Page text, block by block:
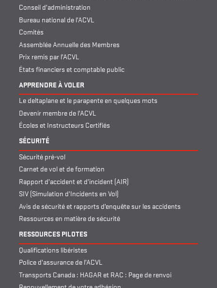
Conseil d’administration
Bureau national de l’ACVL
Comités
Assemblée Annuelle des Membres
Prix remis par l’ACVL
États financiers et comptable public
APPRENDRE À VOLER
Le deltaplane et le parapente en quelques mots
Devenir membre de l’ACVL
Écoles et Instructeurs Certifiés
SÉCURITÉ
Sécurité pré-vol
Carnet de vol et de formation
Rapport d’accident et d’incident (AIR)
SIV (Simulation d’Incidents en Vol)
Avis de sécurité et rapports d’enquête sur les accidents
Ressources en matière de sécurité
RESSOURCES PILOTES
Qualifications libéristes
Police d’assurance de l’ACVL
Transports Canada : HAGAR et RAC : Page de renvoi